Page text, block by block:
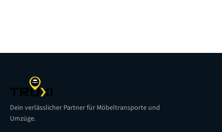
Dein verlässlicher Partner für Möbeltransporte und
Umzüge.